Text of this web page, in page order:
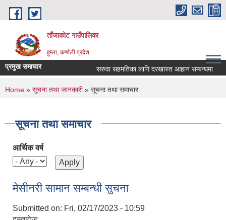
Skip to main content
ताँजाकोट गाउँपालिका
हुम्ला, कर्णाली प्रदेश
प्रमुख समाचार सरुवा सहमतिका लागि दरखास्त आहान सम्बन्धमा
You are here
Home » सूचना तथा जानकारी» सूचना तथा समाचार
सूचना तथा समाचार
आर्थिक वर्ष
मेसीनरी सामान सम्बन्धी सुचना
Submitted on: Fri, 02/17/2023 - 10:59